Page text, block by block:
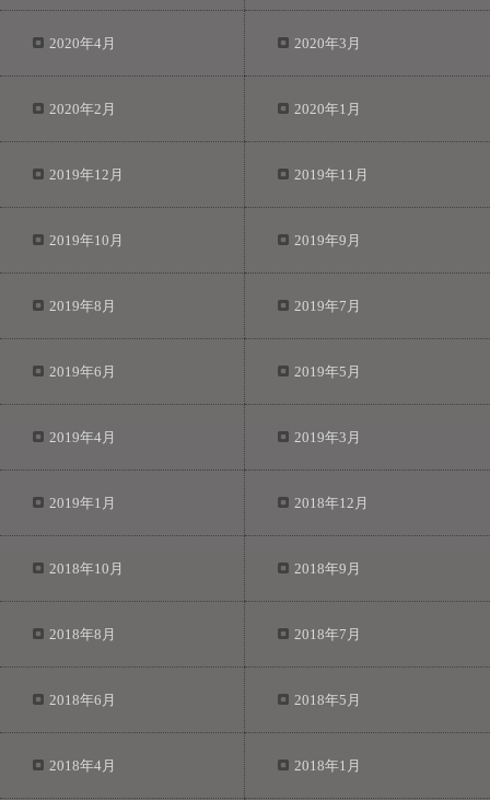
2020年4月 2020年3月
2020年2月 2020年1月
2019年12月 2019年11月
2019年10月 2019年9月
2019年8月 2019年7月
2019年6月 2019年5月
2019年4月 2019年3月
2019年1月 2018年12月
2018年10月 2018年9月
2018年8月 2018年7月
2018年6月 2018年5月
2018年4月 2018年1月